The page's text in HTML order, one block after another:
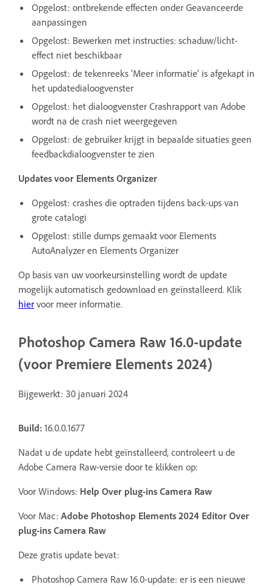
Opgelost: ontbrekende effecten onder Geavanceerde
aanpassingen
Opgelost: Bewerken met instructies: schaduw/licht-
effect niet beschikbaar
Opgelost: de tekenreeks 'Meer informatie' is afgekapt in
het updatedialoogvenster
Opgelost: het dialoogvenster Crashrapport van Adobe
wordt na de crash niet weergegeven
Opgelost: de gebruiker krijgt in bepaalde situaties geen
feedbackdialoogvenster te zien
Updates voor Elements Organizer
Opgelost: crashes die optraden tijdens back-ups van
grote catalogi
Opgelost: stille dumps gemaakt voor Elements
AutoAnalyzer en Elements Organizer
Op basis van uw voorkeursinstelling wordt de update
mogelijk automatisch gedownload en geïnstalleerd. Klik
hier voor meer informatie.
Photoshop Camera Raw 16.0-update
(voor Premiere Elements 2024)
Bijgewerkt: 30 januari 2024
Build: 16.0.0.1677
Nadat u de update hebt geïnstalleerd, controleert u de
Adobe Camera Raw-versie door te klikken op:
Voor Windows: Help Over plug-ins Camera Raw
Voor Mac: Adobe Photoshop Elements 2024 Editor Over
plug-ins Camera Raw
Deze gratis update bevat:
Photoshop Camera Raw 16.0-update: er is een nieuwe